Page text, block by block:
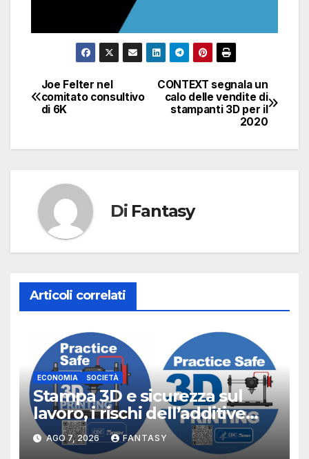
Navigazione
articoli
CONTEXT segnala un
calo delle vendite di
stampanti 3D per il
2020
Joe Felter nel
comitato consultivo
di 6K
Di Fantasy
Articoli correlati
ECONOMIA SOCIETÀ
Stampa 3D e sicurezza sul
lavoro, i rischi dell’additive
manufacturing secondo
NIOSH
AGO 7, 2026 FANTASY